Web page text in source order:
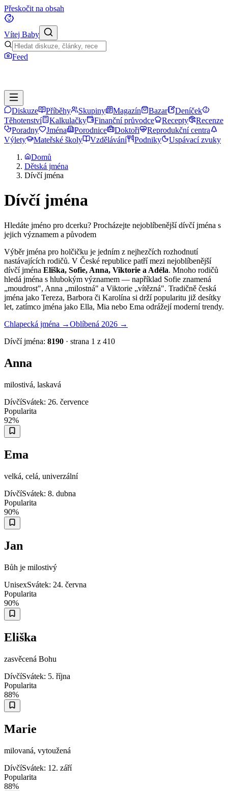
Přeskočit na obsah
Vítej Baby
Feed
Diskuze Příběhy Skupiny Magazín Bazar
Deníček
Těhotenství
Kalkulačky Finanční průvodce Recepty
Recenze
Poradny
Jména Porodnice Doktoři
Reprodukční centra
Výlety
Mateřské školy Vzdělávání Podniky
Uspávací zvuky
Domů
Dětská jména
Dívčí jména
Dívčí jména
Hledáte jméno pro dcerku? Procházejte nejoblíbenější dívčí jména s
jejich významem a původem
Výběr jména pro holčičku je jedním z nejhezčích rozhodnutí
nastávajících rodičů. V České republice patří mezi nejoblíbenější
dívčí jména Eliška, Sofie, Anna, Viktorie a Adéla. Mnoho rodičů
hledá jména s hlubokým významem — například Sofie znamená
„moudrost", Anna „milostná" a Viktorie „vítězná". Tradičně česká
jména jako Tereza, Barbora či Karolína si drží popularitu již desítky
let, zatímco jména jako Ella, Mia nebo Ema odrážejí moderní trendy.
Chlapecká jména →Oblíbená 2026 →
Dívčí jména: 8190 · strana 1 z 410
Anna
milostivá, laskavá
DívčíSvátek: 26. července
Popularita
92%
Ema
velká, celá, univerzální
DívčíSvátek: 8. dubna
Popularita
90%
Jan
Bůh je milostivý
UnisexSvátek: 24. června
Popularita
90%
Eliška
zasvěcená Bohu
DívčíSvátek: 5. října
Popularita
88%
Marie
milovaná, vytoužená
DívčíSvátek: 12. září
Popularita
88%